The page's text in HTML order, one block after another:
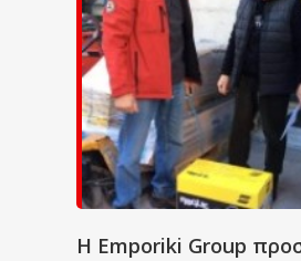
H Emporiki Group